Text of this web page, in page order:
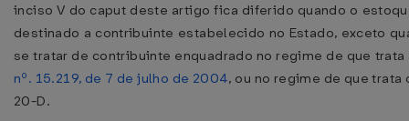
inciso V do caput deste artigo fica diferido quando o
destinado a contribuinte estabelecido no Estado, exceto
se tratar de contribuinte enquadrado no regime de que
nº. 15.219, de 7 de julho de 2004, ou no regime de que trata
20-D.